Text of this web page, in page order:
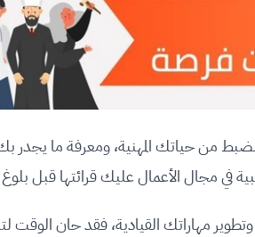
من حياتك المهنية، ومعرفة ما يجدر
في مجال الأعمال عليك قرائتها قبل
مهاراتك القيادية، فقد حان الوقت